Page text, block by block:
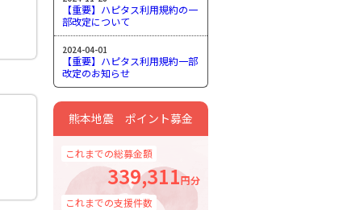
【重要】ハピタス利用規約の一
部改定について
2024-04-01
【重要】ハピタス利用規約一部
改定のお知らせ
熊本地震 ポイント募金
これまでの総募金額
339,311円分
これまでの支援件数